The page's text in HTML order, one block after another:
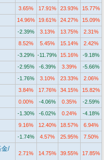
3.65% 17.91% 23.93% 15.77%
14.96% 19.61% 24.27% 15.09%
-2.39% 3.13% 13.75% 2.31%
8.52% 5.45% 15.14% 2.42%
-3.29% -11.79% 15.16% -9.18%
-2.95% -6.39% 3.39% -5.66%
-1.76% 3.10% 23.33% 2.06%
3.84% 17.76% 34.15% 15.82%
0.00% -4.06% 0.35% -2.59%
-1.30% -6.02% 0.24% -4.18%
9.16% 12.40% 18.57% 6.94%
-1.74% 4.57% 25.95% 7.50%
金/
2.71% 14.75% 39.55% 17.85%